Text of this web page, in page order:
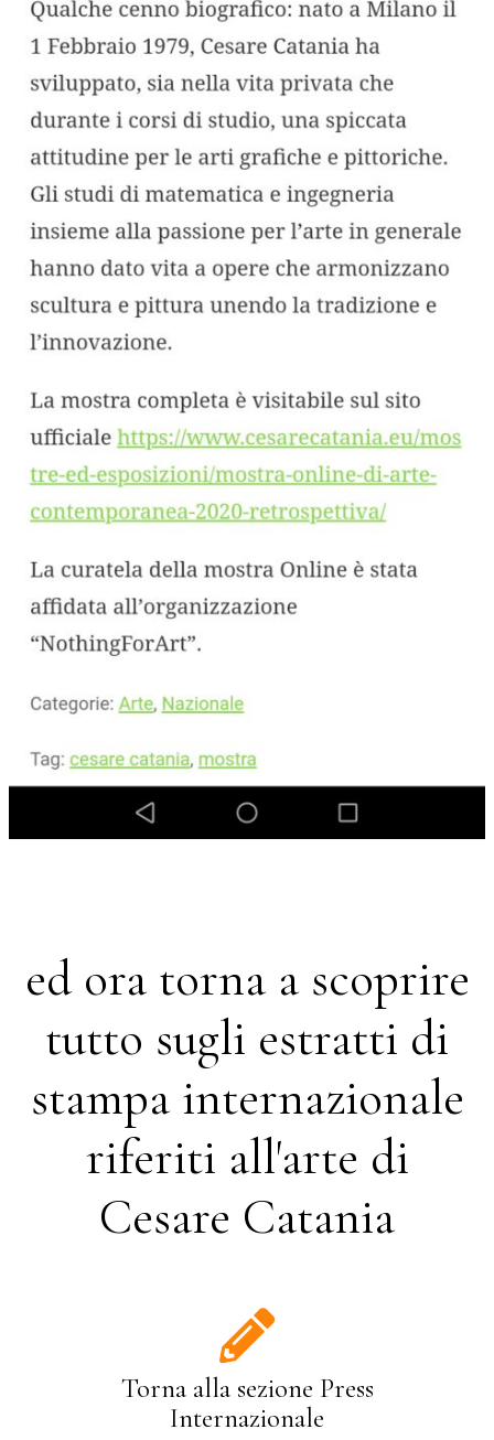
ed ora torna a scoprire
tutto sugli estratti di
stampa internazionale
riferiti all'arte di
Cesare Catania
Torna alla sezione Press
Internazionale